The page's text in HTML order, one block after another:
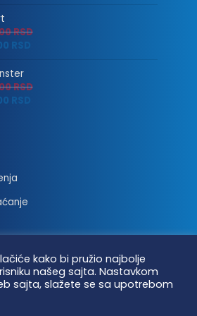
RSD
RSD
RSD
RSD
Sva prava zadržana.
kako bi pružio najbolje
našeg sajta. Nastavkom
sajta, slažete se sa upotrebom